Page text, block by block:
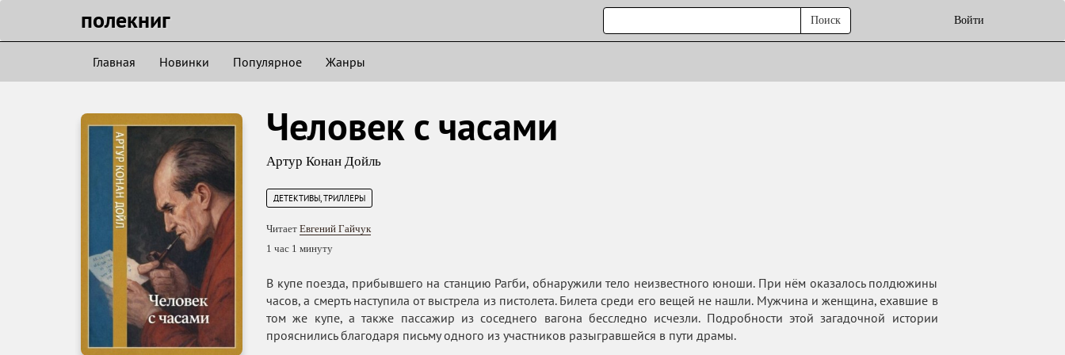
полекниг Войти
Поиск
Главная Новинки Популярное Жанры
Человек с часами
Артур Конан Дойль
ДЕТЕКТИВЫ, ТРИЛЛЕРЫ
Читает Евгений Гайчук
1 час 1 минуту
В купе поезда, прибывшего на станцию Рагби, обнаружили тело неизвестного юноши. При нём оказалось полдюжины
часов, а смерть наступила от выстрела из пистолета. Билета среди его вещей не нашли. Мужчина и женщина, ехавшие в
том же купе, а также пассажир из соседнего вагона бесследно исчезли. Подробности этой загадочной истории
прояснились благодаря письму одного из участников разыгравшейся в пути драмы.